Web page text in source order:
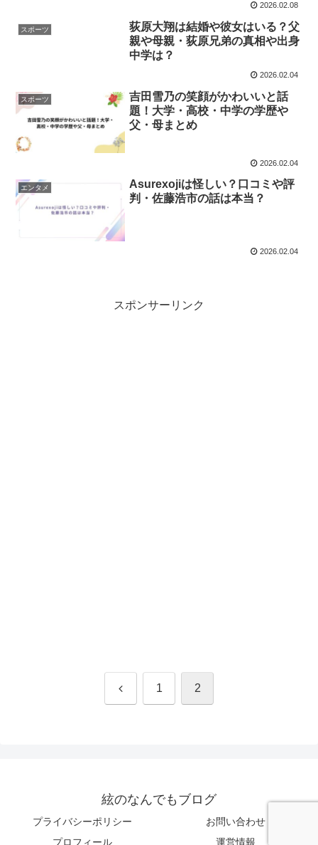
2026.02.08
スポーツ
荻原大翔は結婚や彼女はいる？父
親や母親・荻原兄弟の真相や出身
中学は？
2026.02.04
スポーツ
吉田雪乃の笑顔がかわいいと話
題！大学・高校・中学の学歴や
父・母まとめ
2026.02.04
エンタメ
Asurexojiは怪しい？口コミや評
判・佐藤浩市の話は本当？
2026.02.04
スポンサーリンク
前 1 2
絃のなんでもブログ
プライバシーポリシー
お問い合わせ
プロフィール
運営情報